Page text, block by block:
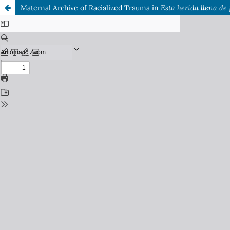
Maternal Archive of Racialized Trauma in Esta herida llena de